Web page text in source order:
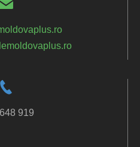
919